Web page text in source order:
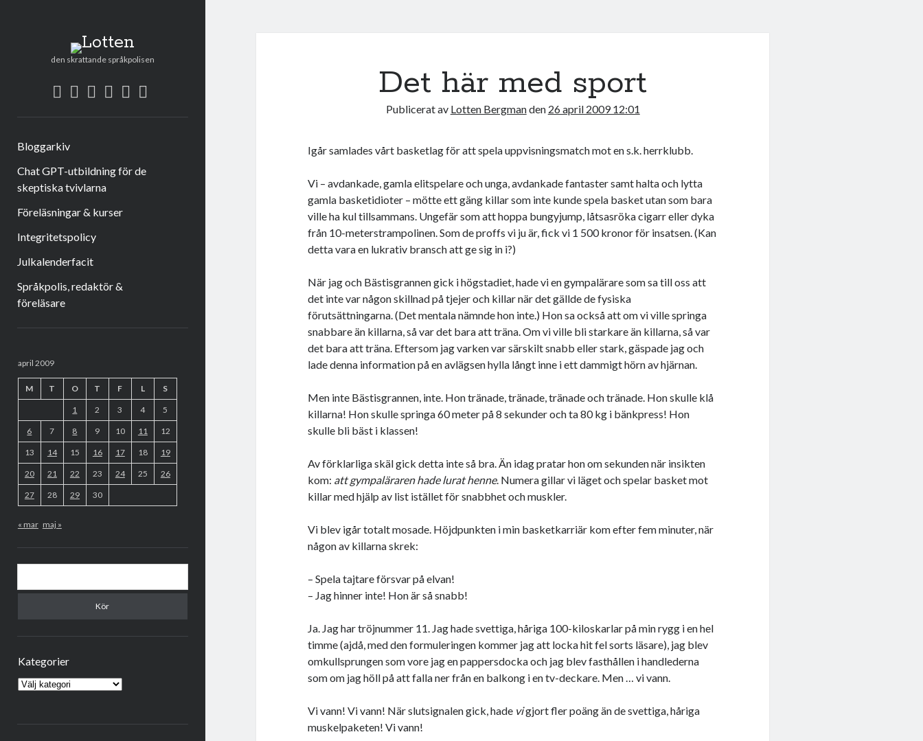
Lotten
den skrattande språkpolisen
twitter
facebook
instagram
linkedin
rss
Bloggarkiv
Chat GPT-utbildning för de
skeptiska tvivlarna
Föreläsningar & kurser
Integritetspolicy
Julkalenderfacit
Språkpolis, redaktör &
föreläsare
april 2009
M T O T F L S
1 2 3 4 5
6 7 8 9 10 11 12
13 14 15 16 17 18 19
20 21 22 23 24 25 26
27 28 29 30
« mar maj »
Kategorier
Kategorier
Det här med sport
Publicerat av Lotten Bergmanden 26 april 2009 12:01
Igår samlades vårt basketlag för att spela uppvisningsmatch mot en s.k. herrklubb.
Vi – avdankade, gamla elitspelare och unga, avdankade fantaster samt halta och lytta
gamla basketidioter – mötte ett gäng killar som inte kunde spela basket utan som bara
ville ha kul tillsammans. Ungefär som att hoppa bungyjump, låtsasröka cigarr eller dyka
från 10-meterstrampolinen. Som de proffs vi ju är, fick vi 1 500 kronor för insatsen. (Kan
detta vara en lukrativ bransch att ge sig in i?)
När jag och Bästisgrannen gick i högstadiet, hade vi en gympalärare som sa till oss att
det inte var någon skillnad på tjejer och killar när det gällde de fysiska
förutsättningarna. (Det mentala nämnde hon inte.) Hon sa också att om vi ville springa
snabbare än killarna, så var det bara att träna. Om vi ville bli starkare än killarna, så var
det bara att träna. Eftersom jag varken var särskilt snabb eller stark, gäspade jag och
lade denna information på en avlägsen hylla långt inne i ett dammigt hörn av hjärnan.
Men inte Bästisgrannen, inte. Hon tränade, tränade, tränade och tränade. Hon skulle klå
killarna! Hon skulle springa 60 meter på 8 sekunder och ta 80 kg i bänkpress! Hon
skulle bli bäst i klassen!
Av förklarliga skäl gick detta inte så bra. Än idag pratar hon om sekunden när insikten
kom: att gympaläraren hade lurat henne. Numera gillar vi läget och spelar basket mot
killar med hjälp av list istället för snabbhet och muskler.
Vi blev igår totalt mosade. Höjdpunkten i min basketkarriär kom efter fem minuter, när
någon av killarna skrek:
– Spela tajtare försvar på elvan!
– Jag hinner inte! Hon är så snabb!
Ja. Jag har tröjnummer 11. Jag hade svettiga, håriga 100-kiloskarlar på min rygg i en hel
timme (ajdå, med den formuleringen kommer jag att locka hit fel sorts läsare), jag blev
omkullsprungen som vore jag en pappersdocka och jag blev fasthållen i handlederna
som om jag höll på att falla ner från en balkong i en tv-deckare. Men … vi vann.
Vi vann! Vi vann! När slutsignalen gick, hade vigjort fler poäng än de svettiga, håriga
muskelpaketen! Vi vann!